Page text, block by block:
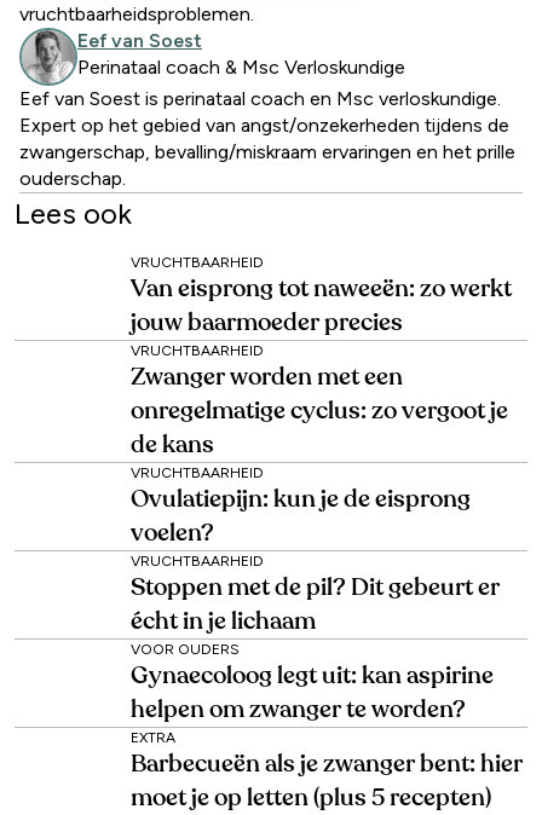
vruchtbaarheidsproblemen.
Eef van Soest
Perinataal coach & Msc Verloskundige
Eef van Soest is perinataal coach en Msc verloskundige.
Expert op het gebied van angst/onzekerheden tijdens de
zwangerschap, bevalling/miskraam ervaringen en het prille
ouderschap.
Lees ook
VRUCHTBAARHEID
Van eisprong tot naweeën: zo werkt
jouw baarmoeder precies
VRUCHTBAARHEID
Zwanger worden met een
onregelmatige cyclus: zo vergoot je
de kans
VRUCHTBAARHEID
Ovulatiepijn: kun je de eisprong
voelen?
VRUCHTBAARHEID
Stoppen met de pil? Dit gebeurt er
écht in je lichaam
VOOR OUDERS
Gynaecoloog legt uit: kan aspirine
helpen om zwanger te worden?
EXTRA
Barbecueën als je zwanger bent: hier
moet je op letten (plus 5 recepten)